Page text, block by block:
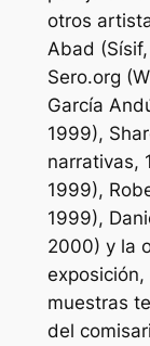
otros
Abad
Sero.org
García
1999),
narrativas,
1999),
1999),
2000) y la
muestras
del